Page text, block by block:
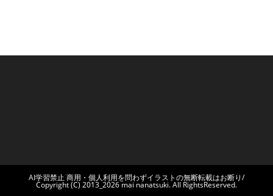
AI学習禁止 商用・個人利用を問わずイラストの無断転載はお断り/
Copyright (C) 2013_2026 mai nanatsuki. All RightsReserved.